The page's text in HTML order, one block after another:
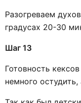
Разогреваем
градусах 20-30
Шаг 13
Готовность
немного